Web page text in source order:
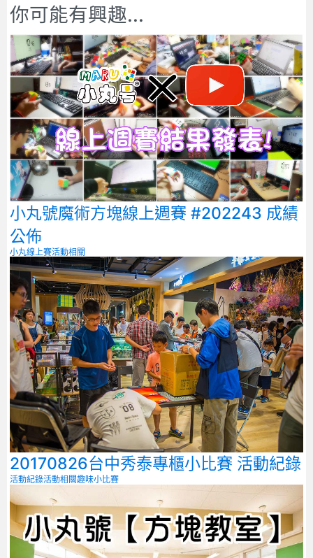
你可能有興趣...
小丸號魔術方塊線上週賽 #202243 成績
公佈
小丸線上賽活動相關
20170826台中秀泰專櫃小比賽 活動紀錄
活動紀錄活動相關趣味小比賽